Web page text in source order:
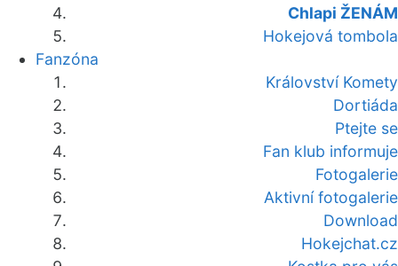
Chlapi ŽENÁM
Hokejová tombola
Fanzóna
Království Komety
Dortiáda
Ptejte se
Fan klub informuje
Fotogalerie
Aktivní fotogalerie
Download
Hokejchat.cz